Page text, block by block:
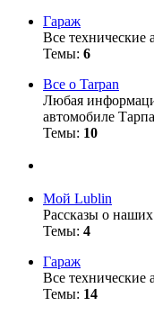
Гараж
Все технические
Темы: 6
Все о Tarpan
Любая
автомобиле
Темы: 10
Мой Lublin
Рассказы о
Темы: 4
Гараж
Все технические
Темы: 14